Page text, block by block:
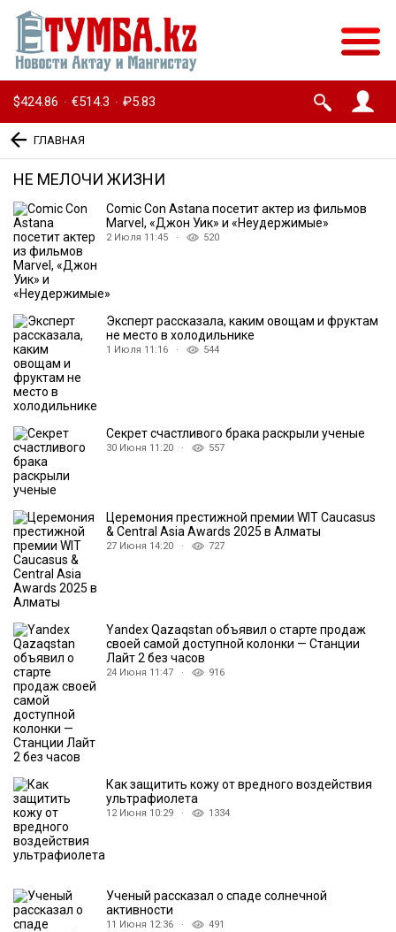
$424.86 · €514.3 · ₽5.83
ГЛАВНАЯ
НЕ МЕЛОЧИ ЖИЗНИ
Comic Con Astana посетит актер из фильмов
Marvel, «Джон Уик» и «Неудержимые»
2 Июля 11:45 · 520
Эксперт рассказала, каким овощам и фруктам
не место в холодильнике
1 Июля 11:16 · 544
Секрет счастливого брака раскрыли ученые
30 Июня 11:20 · 557
Церемония престижной премии WIT Caucasus
& Central Asia Awards 2025 в Алматы
27 Июня 14:20 · 727
Yandex Qazaqstan объявил о старте продаж
своей самой доступной колонки — Станции
Лайт 2 без часов
24 Июня 11:47 · 916
Как защитить кожу от вредного воздействия
ультрафиолета
12 Июня 10:29 · 1334
Ученый рассказал о спаде солнечной
активности
11 Июня 12:36 · 491